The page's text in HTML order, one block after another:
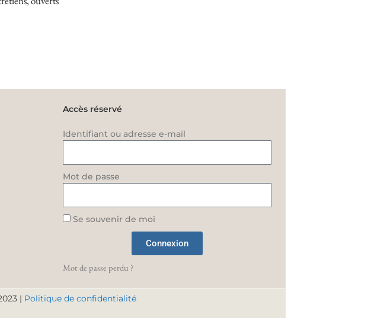
Accès réservé
Identifiant ou adresse e-mail
Mot de passe
Se souvenir de moi
Connexion
Mot de passe perdu ?
| Politique de confidentialité